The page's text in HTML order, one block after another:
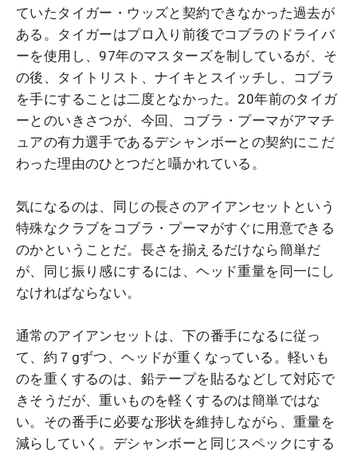
ていたタイガー・ウッズと契約できなかった過去が
ある。タイガーはプロ入り前後でコブラのドライバ
ーを使用し、97年のマスターズを制しているが、そ
の後、タイトリスト、ナイキとスイッチし、コブラ
を手にすることは二度となかった。20年前のタイガ
ーとのいきさつが、今回、コブラ・プーマがアマチ
ュアの有力選手であるデシャンボーとの契約にこだ
わった理由のひとつだと囁かれている。
気になるのは、同じの長さのアイアンセットという
特殊なクラブをコブラ・プーマがすぐに用意できる
のかということだ。長さを揃えるだけなら簡単だ
が、同じ振り感にするには、ヘッド重量を同一にし
なければならない。
通常のアイアンセットは、下の番手になるに従っ
て、約７gずつ、ヘッドが重くなっている。軽いも
のを重くするのは、鉛テープを貼るなどして対応で
きそうだが、重いものを軽くするのは簡単ではな
い。その番手に必要な形状を維持しながら、重量を
減らしていく。デシャンボーと同じスペックにする